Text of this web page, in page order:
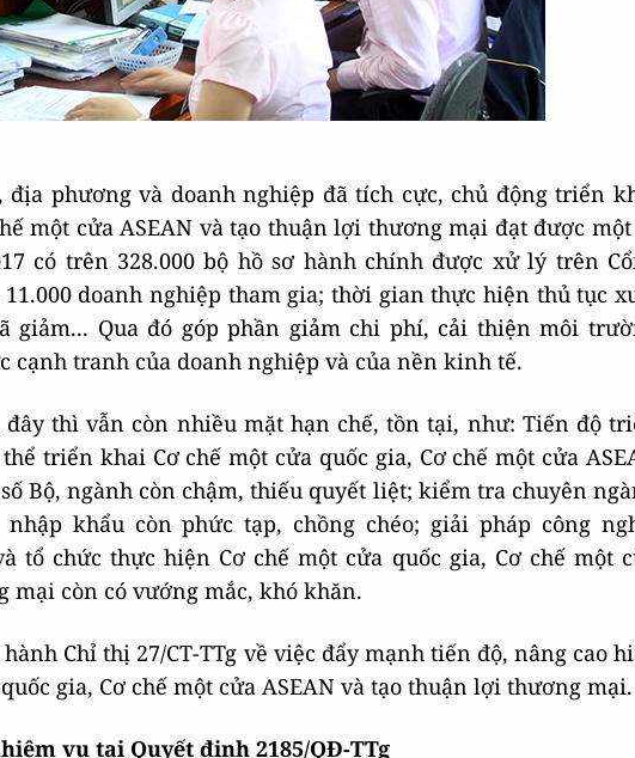
địa phương và doanh nghiệp đã tích cực, chủ động triển
một cửa ASEAN và tạo thuận lợi thương mại đạt được một
có trên 328.000 bộ hồ sơ hành chính được xử lý trên
doanh nghiệp tham gia; thời gian thực hiện thủ tục
giảm... Qua đó góp phần giảm chi phí, cải thiện môi
cạnh tranh của doanh nghiệp và của nền kinh tế.
thì vẫn còn nhiều mặt hạn chế, tồn tại, như: Tiến độ
triển khai Cơ chế một cửa quốc gia, Cơ chế một cửa
Bộ, ngành còn chậm, thiếu quyết liệt; kiểm tra chuyên
khẩu còn phức tạp, chồng chéo; giải pháp công
tổ chức thực hiện Cơ chế một cửa quốc gia, Cơ chế một
mại còn có vướng mắc, khó khăn.
Chỉ thị 27/CT-TTg về việc đẩy mạnh tiến độ, nâng cao
gia, Cơ chế một cửa ASEAN và tạo thuận lợi thương mại.
vụ tại Quyết định 2185/QĐ-TTg